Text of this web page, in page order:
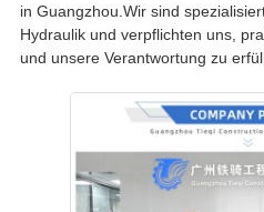
in Guangzhou.Wir sind
Hydraulik und verpflichten uns,
und unsere Verantwortung zu